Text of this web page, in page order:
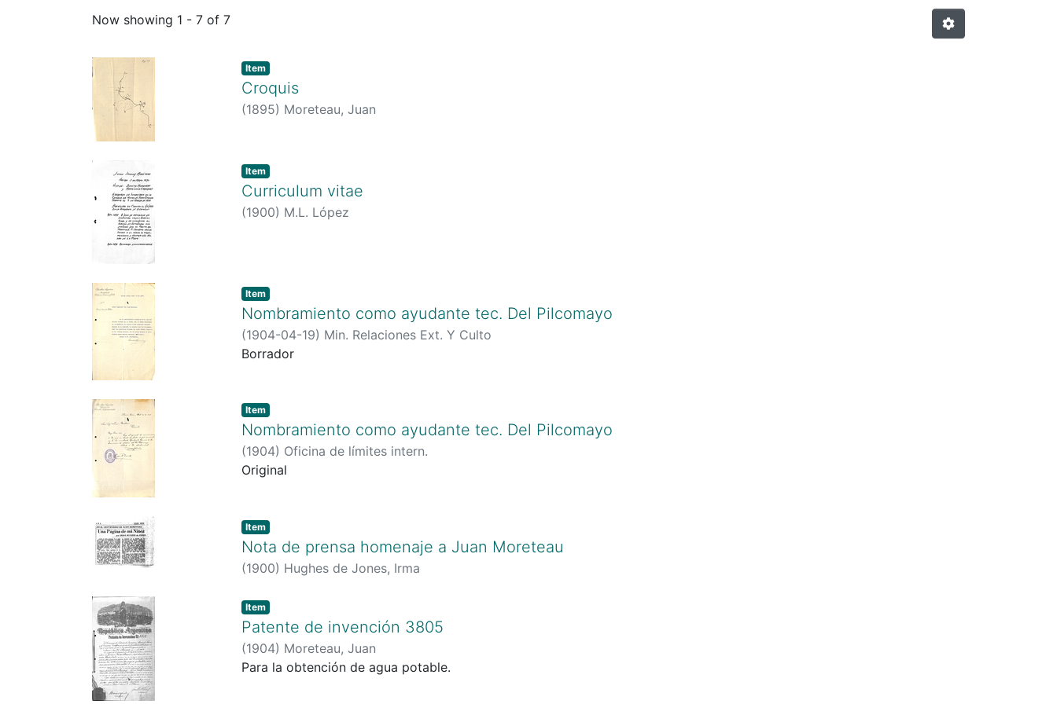
Now showing 1 - 7 of 7
Item
Croquis
(1895) Moreteau, Juan
Item
Curriculum vitae
(1900) M.L. López
Item
Nombramiento como ayudante tec. Del Pilcomayo
(1904-04-19) Min. Relaciones Ext. Y Culto
Borrador
Item
Nombramiento como ayudante tec. Del Pilcomayo
(1904) Oficina de límites intern.
Original
Item
Nota de prensa homenaje a Juan Moreteau
(1900) Hughes de Jones, Irma
Item
Patente de invención 3805
(1904) Moreteau, Juan
Para la obtención de agua potable.